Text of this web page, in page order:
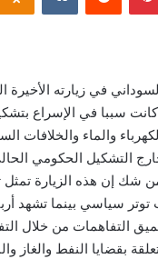
في زيارته الأخيرة
سببا في الإسراع
والماء والخلافات
التشكيل الحكومي
شك إن هذه الزيارة تمثل
توتر سياسي بينما تشهد
التفاهمات من خلال
بقضايا النفط والغاز